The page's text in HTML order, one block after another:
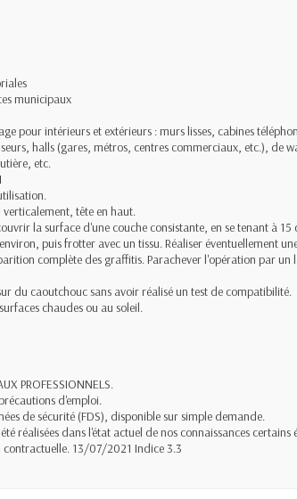
municipaux
pour intérieurs et extérieurs : murs lisses, cabines
halls (gares, métros, centres commerciaux, etc.), de
etc.
tête en haut.
la surface d'une couche consistante, en se tenant à 15
puis frotter avec un tissu. Réaliser éventuellement
complète des graffitis. Parachever l'opération par un
du caoutchouc sans avoir réalisé un test de compatibilité.
chaudes ou au soleil.
PROFESSIONNELS.
d'emploi.
de sécurité (FDS), disponible sur simple demande.
réalisées dans l'état actuel de nos connaissances certains
contractuelle. 13/07/2021 Indice 3.3